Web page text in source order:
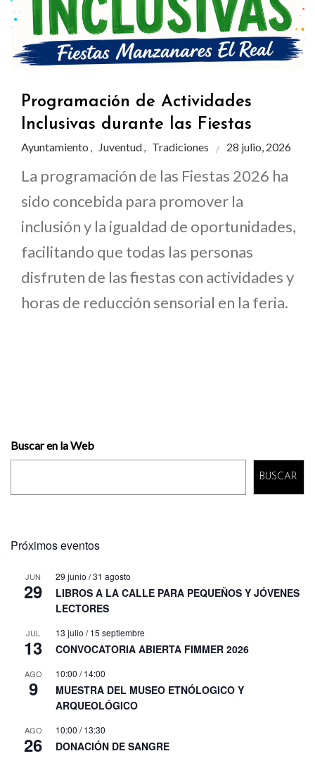
Programación de Actividades
Inclusivas durante las Fiestas
Ayuntamiento , Juventud, Tradiciones 28 julio, 2026
La programación de las Fiestas 2026 ha
sido concebida para promover la
inclusión y la igualdad de oportunidades,
facilitando que todas las personas
disfruten de las fiestas con actividades y
horas de reducción sensorial en la feria.
Buscar en la Web
BUSCAR
Próximos eventos
JUN
29
29 junio /31 agosto
LIBROS A LA CALLE PARA PEQUEÑOS Y JÓVENES
LECTORES
JUL
13
13 julio /15 septiembre
CONVOCATORIA ABIERTA FIMMER 2026
AGO
9
10:00 /14:00
MUESTRA DEL MUSEO ETNÓLOGICO Y
ARQUEOLÓGICO
AGO
26
10:00 /13:30
DONACIÓN DE SANGRE